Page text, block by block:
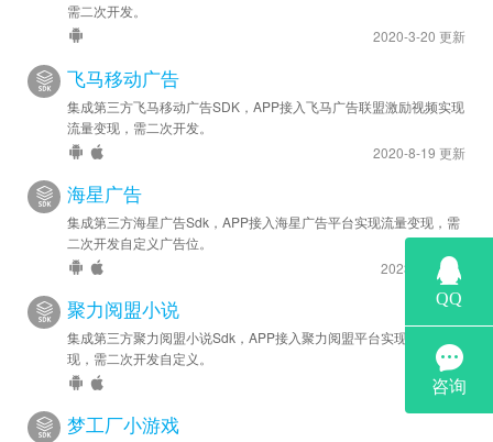
需二次开发。
2020-3-20 更新
飞马移动广告
集成第三方飞马移动广告SDK，APP接入飞马广告联盟激励视频实现
流量变现，需二次开发。
2020-8-19 更新
海星广告
集成第三方海星广告Sdk，APP接入海星广告平台实现流量变现，需
二次开发自定义广告位。
2023-5-6 更新
聚力阅盟小说
集成第三方聚力阅盟小说Sdk，APP接入聚力阅盟平台实现流量变
现，需二次开发自定义。
梦工厂小游戏